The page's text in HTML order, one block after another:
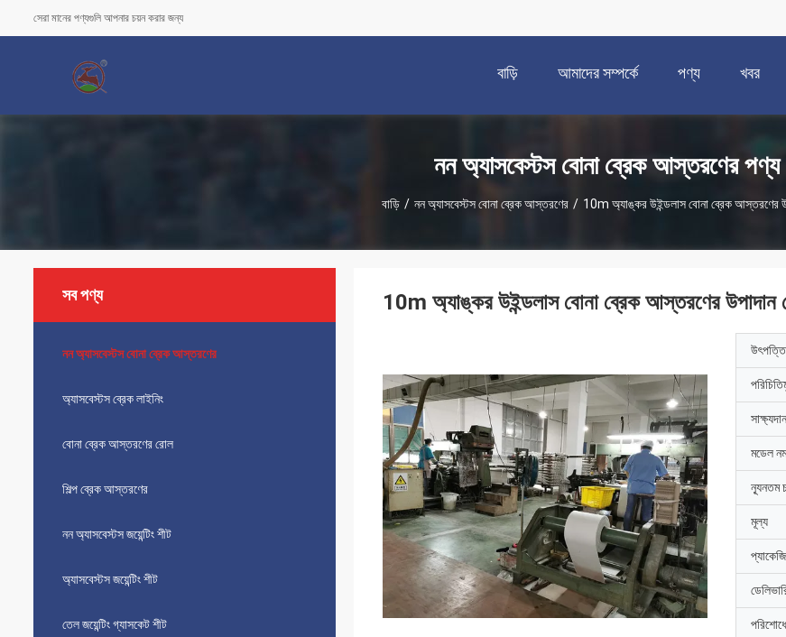
সেরা মানের পণ্যগুলি আপনার চয়ন করার জন্য
বাড়ি আমাদের সম্পর্কে পণ্য খবর
নন অ্যাসবেস্টস বোনা ব্রেক আস্তরণের পণ্য
বাড়ি / নন অ্যাসবেস্টস বোনা ব্রেক আস্তরণের / 10m অ্যাঙ্কর উইন্ডলাস বোনা ব্রেক আস্তরণের
সব পণ্য
নন অ্যাসবেস্টস বোনা ব্রেক আস্তরণের
অ্যাসবেস্টস ব্রেক লাইনিং
বোনা ব্রেক আস্তরণের রোল
শিল্প ব্রেক আস্তরণের
নন অ্যাসবেস্টস জয়েন্টিং শীট
অ্যাসবেস্টস জয়েন্টিং শীট
তেল জয়েন্টিং গ্যাসকেট শীট
10m অ্যাঙ্কর উইন্ডলাস বোনা ব্রেক আস্তরণের উপাদান
সাক্ষ্যদান
মডেল
ন্যূনতম
মূল্য